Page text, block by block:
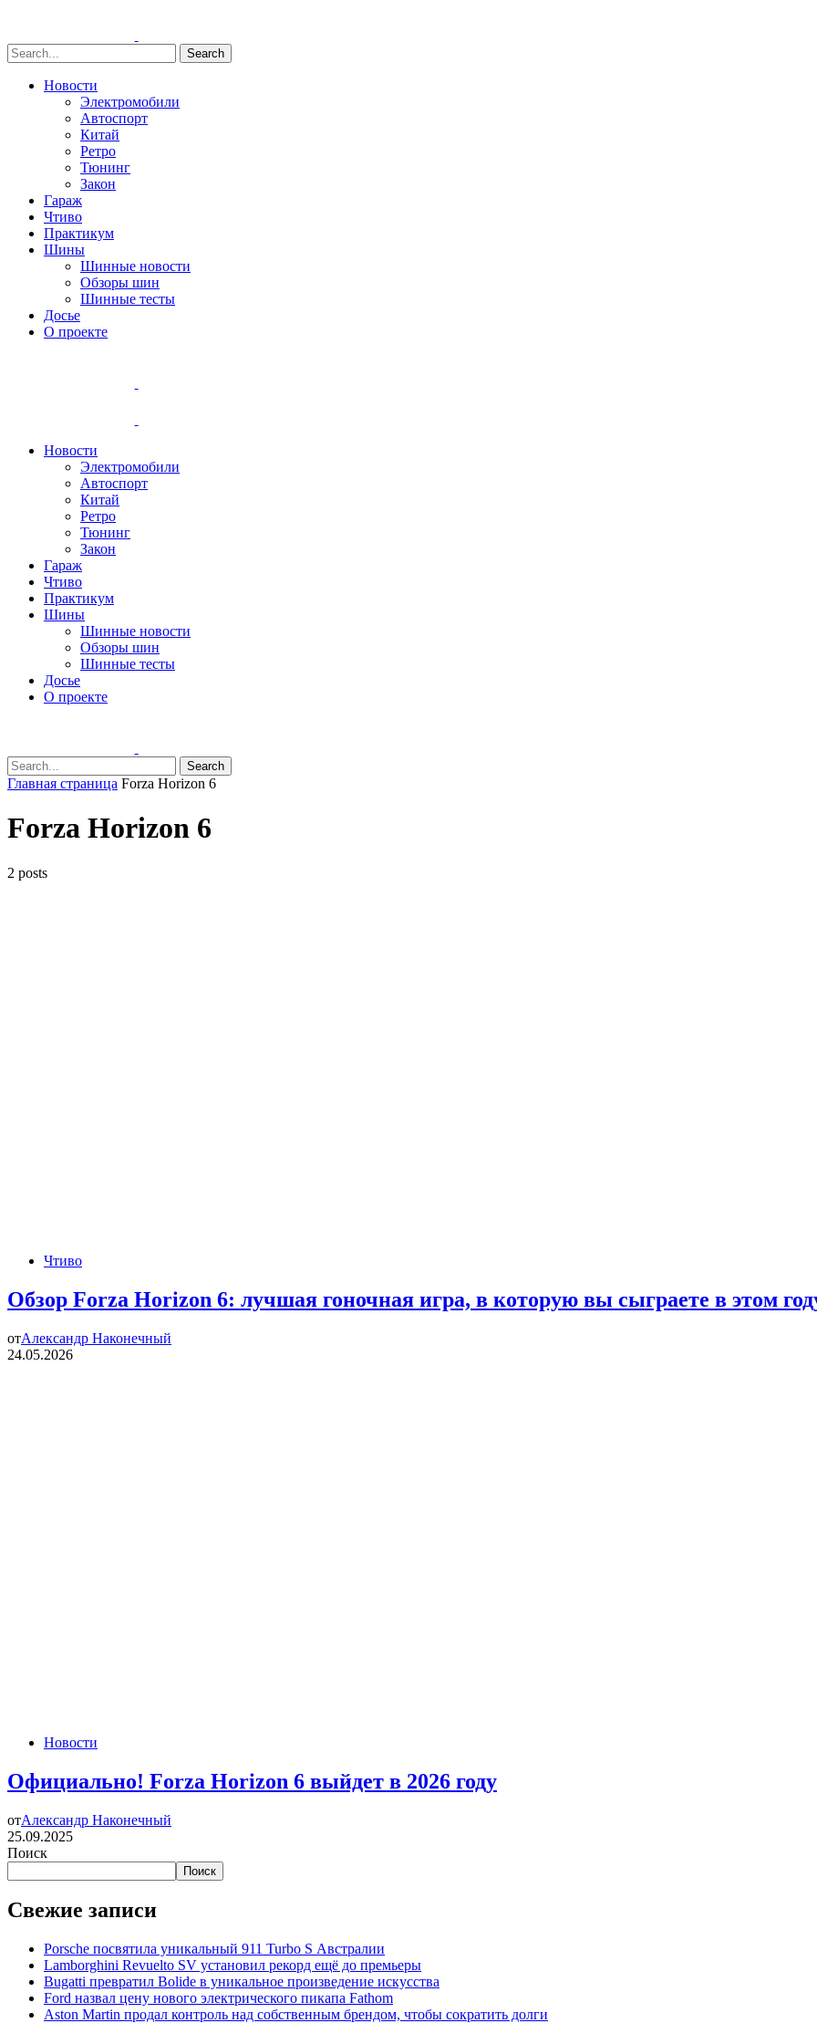
Search
Новости
Электромобили
Автоспорт
Китай
Ретро
Тюнинг
Закон
Гараж
Чтиво
Практикум
Шины
Шинные новости
Обзоры шин
Шинные тесты
Досье
О проекте
Новости
Электромобили
Автоспорт
Китай
Ретро
Тюнинг
Закон
Гараж
Чтиво
Практикум
Шины
Шинные новости
Обзоры шин
Шинные тесты
Досье
О проекте
Search
Главная страница Forza Horizon 6
Forza Horizon 6
2 posts
Чтиво
Обзор Forza Horizon 6: лучшая гоночная игра, в которую вы сыграете в этом
отАлександр Наконечный
24.05.2026
Новости
Официально! Forza Horizon 6 выйдет в 2026 году
отАлександр Наконечный
25.09.2025
Поиск
Поиск
Свежие записи
Porsche посвятила уникальный 911 Turbo S Австралии
Lamborghini Revuelto SV установил рекорд ещё до премьеры
Bugatti превратил Bolide в уникальное произведение искусства
Ford назвал цену нового электрического пикапа Fathom
Aston Martin продал контроль над собственным брендом, чтобы сократить долги